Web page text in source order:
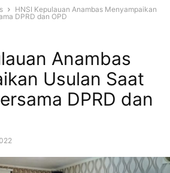
HNSI Kepulauan Anambas Menyampaikan
DPRD dan OPD
Anambas
Usulan Saat
DPRD dan